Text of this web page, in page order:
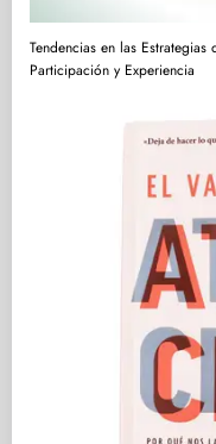
Tendencias en las
Participación y Experiencia